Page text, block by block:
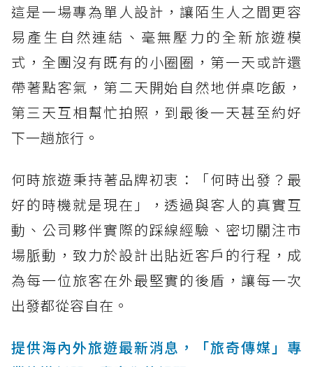
這是一場專為單人設計，讓陌生人之間更容
易產生自然連結、毫無壓力的全新旅遊模
式，全團沒有既有的小圈圈，第一天或許還
帶著點客氣，第二天開始自然地併桌吃飯，
第三天互相幫忙拍照，到最後一天甚至約好
下一趟旅行。
何時旅遊秉持著品牌初衷：「何時出發？最
好的時機就是現在」，透過與客人的真實互
動、公司夥伴實際的踩線經驗、密切關注市
場脈動，致力於設計出貼近客戶的行程，成
為每一位旅客在外最堅實的後盾，讓每一次
出發都從容自在。
提供海內外旅遊最新消息，「旅奇傳媒」專